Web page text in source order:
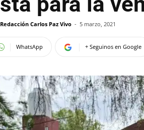
Redacción Carlos Paz Vivo - 5 marzo, 2021
WhatsApp + Seguinos en Google